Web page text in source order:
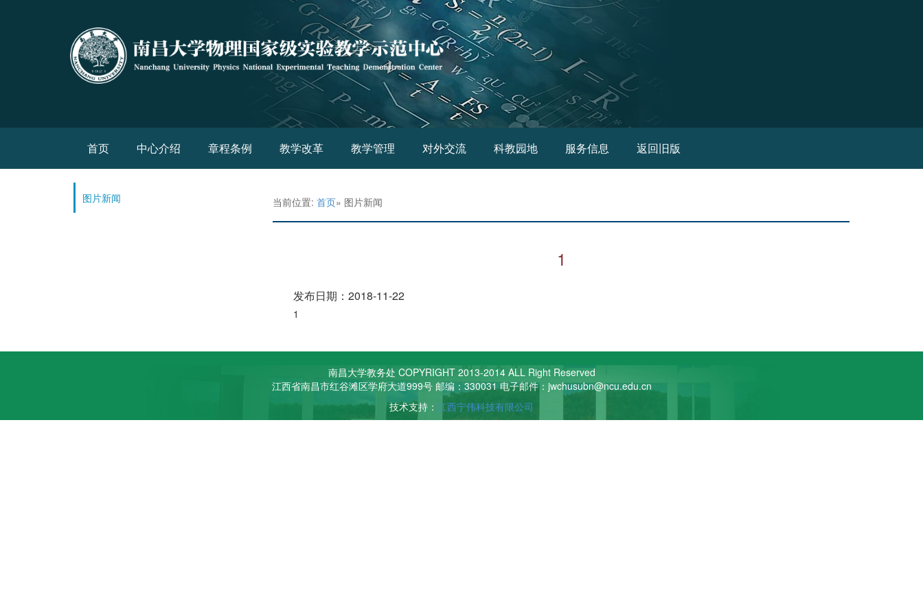
首页(current)中心介绍 章程条例 教学改革 教学管理 对外交流 科教园地 服务信息 返回旧版
图片新闻 当前位置: 首页» 图片新闻
1
发布日期：2018-11-22
1
南昌大学教务处 COPYRIGHT 2013-2014 ALL Right Reserved
江西省南昌市红谷滩区学府大道999号 邮编：330031 电子邮件：jwchusubn@ncu.edu.cn
技术支持： 江西宁伟科技有限公司